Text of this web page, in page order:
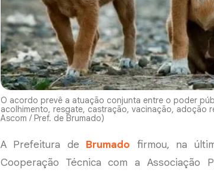
O acordo prevê a atuação conjunta entre o poder
acolhimento, resgate, castração, vacinação, adoção
Ascom / Pref. de Brumado)
A Prefeitura de Brumado firmou, na
Cooperação Técnica com a Associação